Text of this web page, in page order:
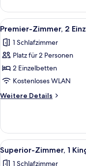
Zimmer,
1 King-
Bett,
Alle
Fotos
für
Premier-
Zimmer,
2 Einzelbetten,
Balkon
anzeigen
6
Premier-Zimmer, 2
1 Schlafzimmer
Platz für 2 Personen
2 Einzelbetten
Kostenloses WLAN
Weitere Details
Weitere
Zimmer,
2 Einzelbetten,
Balkon
Alle
Fotos
4
Superior-Zimmer, 1
1 Schlafzimmer